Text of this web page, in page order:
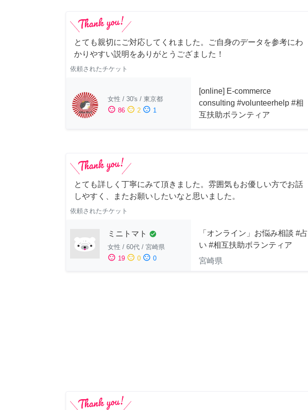
とても親切にご対応してくれました。ご自身のデータを参考にわ
かりやすい説明をありがとうござました！
依頼されたチケット
女性 / 30's / 東京都
sentiment_satisfied 86 sentiment_neutral 2 sentiment_dissatisfied 1
[online] E-commerce
consulting #volunteerhelp #相
互扶助ボランティア
とても詳しく丁寧にみて頂きました。雰囲気もお優しい方でお話
しやすく、またお願いしたいなと思いました。
依頼されたチケット
ミニトマト check_circle
女性 / 60代 / 宮崎県
sentiment_satisfied 19 sentiment_neutral 0 sentiment_dissatisfied 0
「オンライン」お悩み相談 #占
い #相互扶助ボランティア
宮崎県